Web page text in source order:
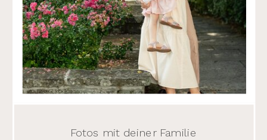
Fotos mit deiner Familie